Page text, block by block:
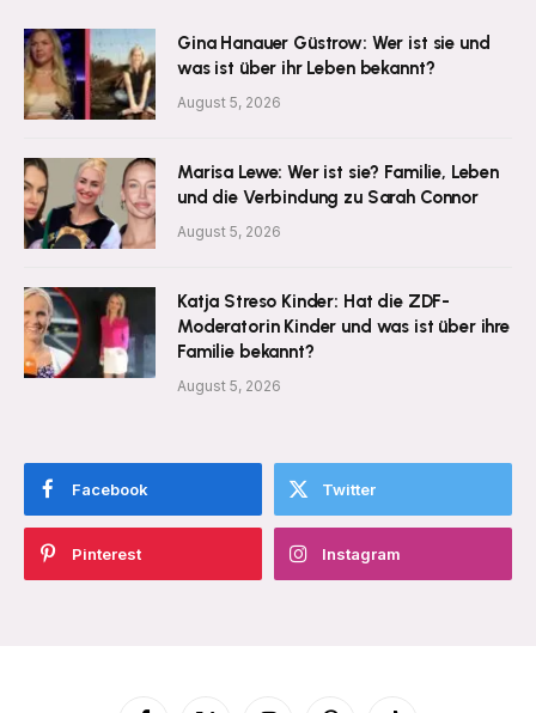
Gina Hanauer Güstrow: Wer ist sie und
was ist über ihr Leben bekannt?
August 5, 2026
Marisa Lewe: Wer ist sie? Familie, Leben
und die Verbindung zu Sarah Connor
August 5, 2026
Katja Streso Kinder: Hat die ZDF-
Moderatorin Kinder und was ist über ihre
Familie bekannt?
August 5, 2026
Facebook Twitter
Pinterest Instagram